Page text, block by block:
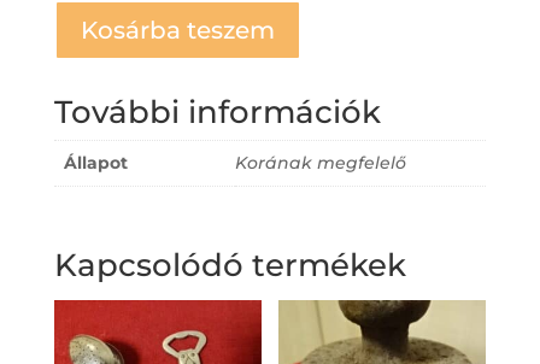
Kosárba teszem
További információk
Állapot Korának megfelelő
Kapcsolódó termékek